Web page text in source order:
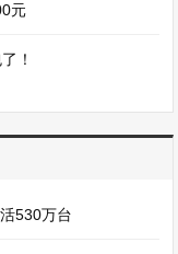
元
！
530万台